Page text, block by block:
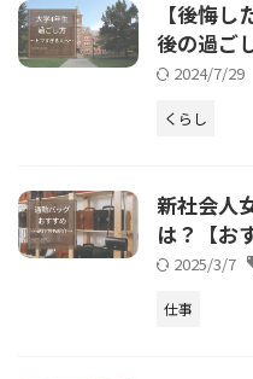
【後悔
後の過ご
2024/7/29
くらし
新社会人
は？【お
2025/3/7
仕事